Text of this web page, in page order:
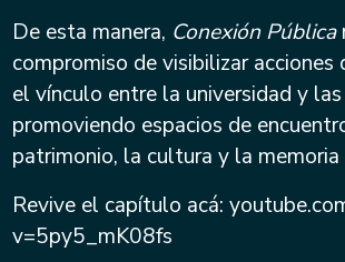
De esta manera, Conexión Pública
compromiso de visibilizar acciones
el vínculo entre la universidad y
promoviendo espacios de
patrimonio, la cultura y la
Revive el capítulo acá:
v=5py5_mK08fs